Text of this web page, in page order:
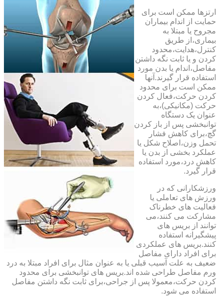
ارتزها ممکن است برای
حمایت از اندام بیماران
مجروح یا مبتلا به
بیماری،از طریق
کنترل،هدایت،محدود
کردن و یا ثابت نگه داشتن
مفاصل،اندام یا بدن مورد
استفاده قرار گیرند.آنها
ممکن است برای محدود
کردن حرکت،فعال کردن
حرکت (مکانیکی)،به
عنوان یک دستگاه
توانبخشی پس از باز کردن
گچ،برای کاهش فشار
تحمل وزن،اصلاح شکل یا
عملکرد بخشی از بدن یا
کاهش درد،مورد استفاده
قرار گیرد.
ورزشکارانی که در
ورزش های تعاملی یا
فعالیت های خطرناک
مشارکت می کنند،می
توانند از بریس های
پیشگیرانه استفاده
کنند.بریس های عملکردی
برای افراد دارای مفاصل
ضعیف به علت آسیب قبلی یا به عنوان مثال برای افراد مبتلا به درد
ورم مفاصل طراحی شده اند.بریس های توانبخشی برای محدود
کردن حرکت،معمولا پس از جراحی،برای ثابت نگه داشتن مفاصل
استفاده می شود.